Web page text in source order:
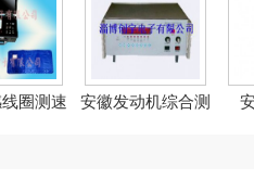
圈测速
安徽发动机综合测